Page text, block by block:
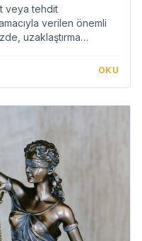
veya tehdit
verilen önemli
uzaklaştırma
OKU